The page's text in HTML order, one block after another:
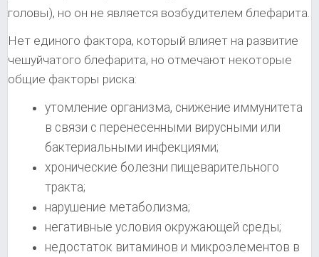
головы), но он не является возбудителем блефарита.
Нет единого фактора, который влияет на развитие
чешуйчатого блефарита, но отмечают некоторые
общие факторы риска:
утомление организма, снижение иммунитета
в связи с перенесенными вирусными или
бактериальными инфекциями;
хронические болезни пищеварительного
тракта;
нарушение метаболизма;
негативные условия окружающей среды;
недостаток витаминов и микроэлементов в